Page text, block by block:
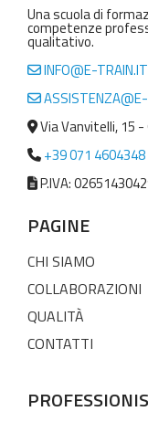
Una scuola di
competenze
qualitativo.
INFO@E-TRAIN.IT
Via Vanvitelli, 15 -
+39 071 4604348
P.IVA:
PAGINE
CHI SIAMO
COLLABORAZIONI
QUALITÀ
CONTATTI